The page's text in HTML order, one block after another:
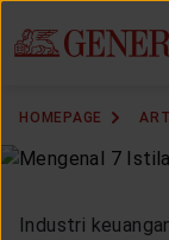
HOMEPAGE
Industri
CHANGE